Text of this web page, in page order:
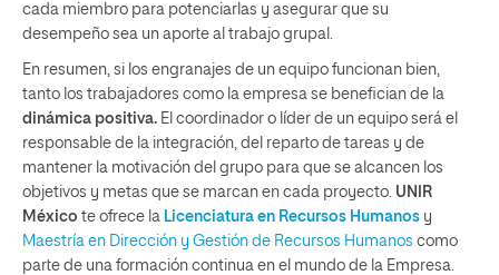
cada miembro para potenciarlas y asegurar que su
desempeño sea un aporte al trabajo grupal.
En resumen, si los engranajes de un equipo funcionan bien,
tanto los trabajadores como la empresa se benefician de la
dinámica positiva. El coordinador o líder de un equipo será el
responsable de la integración, del reparto de tareas y de
mantener la motivación del grupo para que se alcancen los
objetivos y metas que se marcan en cada proyecto. UNIR
México te ofrece la Licenciatura en Recursos Humanos y
Maestría en Dirección y Gestión de Recursos Humanos como
parte de una formación continua en el mundo de la Empresa.